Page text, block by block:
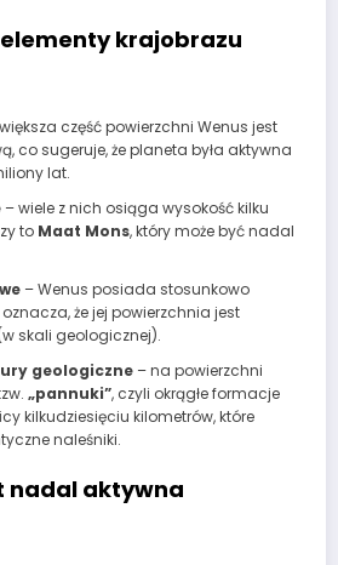
krajobrazu
część powierzchni Wenus jest
co sugeruje, że planeta była aktywna
lat.
– wiele z nich osiąga wysokość kilku
to Maat Mons, który może być nadal
– Wenus posiada stosunkowo
że jej powierzchnia jest
skali geologicznej).
geologiczne– na powierzchni
„pannuki”, czyli okrągłe formacje
kilkudziesięciu kilometrów, które
naleśniki.
nadal aktywna